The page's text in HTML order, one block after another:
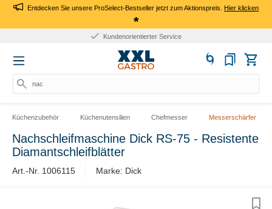
Entdecken Sie unsere ProSelect-Bestseller jetzt zum Aktionspreis.Hier klicken
*
Kundenorientierter Service
nach
Küchenzubehör Küchenutensilien Chefmesser Messerschärfer
Nachschleifmaschine Dick RS-75 - Resistente
Diamantschleifblätter
Art.-Nr. 1006115 Marke: Dick